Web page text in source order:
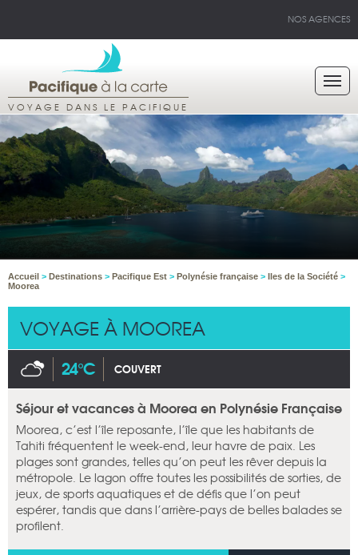
NOS AGENCES
VOYAGE DANS LE PACIFIQUE
Accueil > Destinations > Pacifique Est > Polynésie française > Iles de la Société >
Moorea
VOYAGE À MOOREA
24°C COUVERT
Séjour et vacances à Moorea en Polynésie Française
Moorea, c’est l’île reposante, l’île que les habitants de
Tahiti fréquentent le week-end, leur havre de paix. Les
plages sont grandes, telles qu’on peut les rêver depuis la
métropole. Le lagon offre toutes les possibilités de sorties, de
jeux, de sports aquatiques et de défis que l’on peut
espérer, tandis que dans l’arrière-pays de belles balades se
profilent.